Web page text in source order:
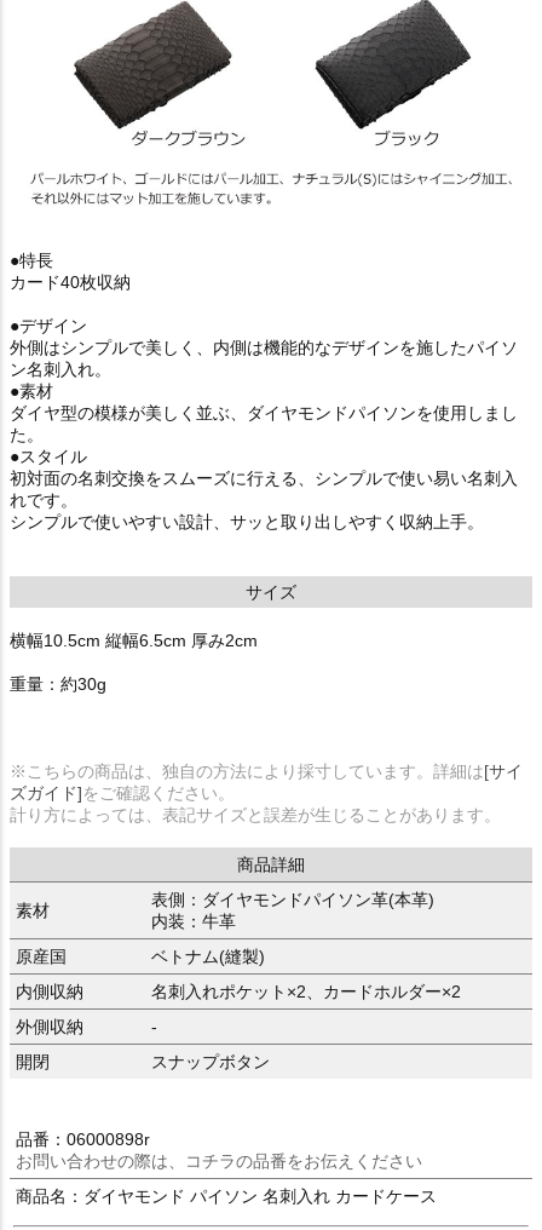
●特長
カード40枚収納
●デザイン
外側はシンプルで美しく、内側は機能的なデザインを施したパイソ
ン名刺入れ。
●素材
ダイヤ型の模様が美しく並ぶ、ダイヤモンドパイソンを使用しまし
た。
●スタイル
初対面の名刺交換をスムーズに行える、シンプルで使い易い名刺入
れです。
シンプルで使いやすい設計、サッと取り出しやすく収納上手。
サイズ
横幅10.5cm 縦幅6.5cm 厚み2cm
重量：約30g
※こちらの商品は、独自の方法により採寸しています。詳細は[サイ
ズガイド]をご確認ください。
計り方によっては、表記サイズと誤差が生じることがあります。
商品詳細
素材
表側：ダイヤモンドパイソン革(本革)
内装：牛革
原産国
ベトナム(縫製)
内側収納
名刺入れポケット×2、カードホルダー×2
外側収納
-
開閉
スナップボタン
品番：06000898r
お問い合わせの際は、コチラの品番をお伝えください
商品名：ダイヤモンド パイソン 名刺入れ カードケース